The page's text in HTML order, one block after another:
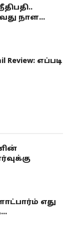
நாள...
Review: எப்படி
எது